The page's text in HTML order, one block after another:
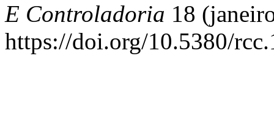
E Controladoria 18
https://doi.org/10.5380/